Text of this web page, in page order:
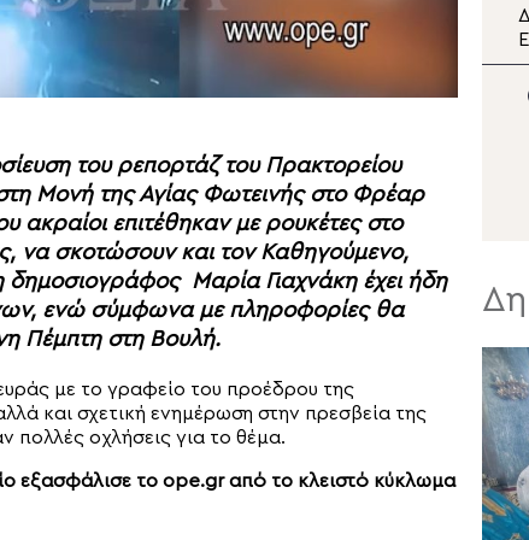
του ρεπορτάζ του Πρακτορείου
Μονή της Αγίας Φωτεινής στο Φρέαρ
ακραίοι επιτέθηκαν με ρουκέτες στο
να σκοτώσουν και τον Καθηγούμενο,
δημοσιογράφος Μαρία Γιαχνάκη έχει ήδη
ενώ σύμφωνα με πληροφορίες θα
Πέμπτη στη Βουλή.
με το γραφείο του προέδρου της
και σχετική ενημέρωση στην πρεσβεία της
πολλές οχλήσεις για το θέμα.
εξασφάλισε το ope.gr από το κλειστό κύκλωμα
Ο Κρήτης Ευγένιος στη
διπλή εορτή της Σάμου